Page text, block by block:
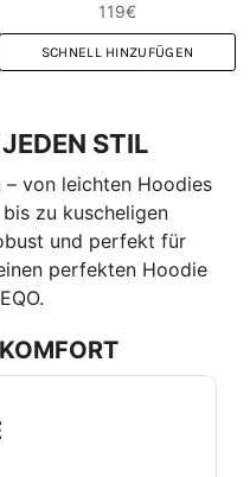
119€
SCHNELL HINZUFÜGEN
STIL
von leichten Hoodies
zu kuscheligen
und perfekt für
perfekten Hoodie